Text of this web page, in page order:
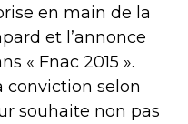
en main de la
et l’annonce
« Fnac 2015 ».
conviction selon
souhaite non pas